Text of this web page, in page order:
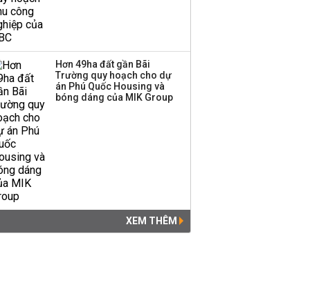
Hơn 49ha đất gần Bãi
Trường quy hoạch cho dự
án Phú Quốc Housing và
bóng dáng của MIK Group
XEM THÊM